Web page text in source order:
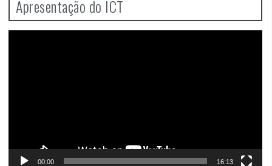
Apresentação do ICT
00:00 16:13